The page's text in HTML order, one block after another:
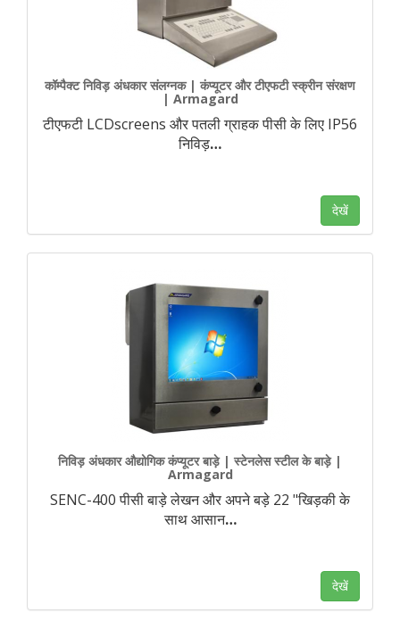
कॉम्पैक्ट निविड़ अंधकार संलग्नक | कंप्यूटर और टीएफटी स्क्रीन संरक्षण
| Armagard
टीएफटी LCDscreens और पतली ग्राहक पीसी के लिए IP56
निविड़…
देखें
निविड़ अंधकार औद्योगिक कंप्यूटर बाड़े | स्टेनलेस स्टील के बाड़े |
Armagard
SENC-400 पीसी बाड़े लेखन और अपने बड़े 22 "खिड़की के
साथ आसान…
देखें